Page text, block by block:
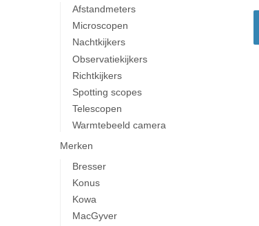
Afstandmeters
Microscopen
Nachtkijkers
Observatiekijkers
Richtkijkers
Spotting scopes
Telescopen
Warmtebeeld camera
Merken
Bresser
Konus
Kowa
MacGyver